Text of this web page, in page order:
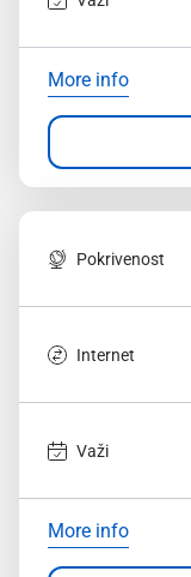
More info
Pokrivenost
Internet
Važi
More info